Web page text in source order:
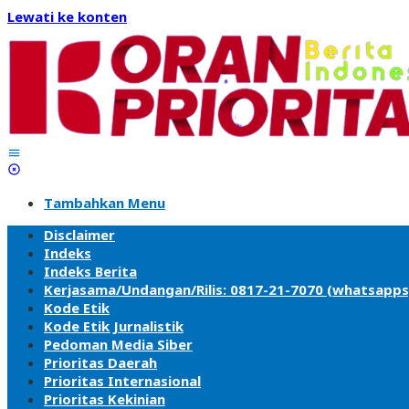
Lewati ke konten
Tambahkan Menu
Disclaimer
Indeks
Indeks Berita
Kerjasama/Undangan/Rilis: 0817-21-7070
Kode Etik
Kode Etik Jurnalistik
Pedoman Media Siber
Prioritas Daerah
Prioritas Internasional
Prioritas Kekinian